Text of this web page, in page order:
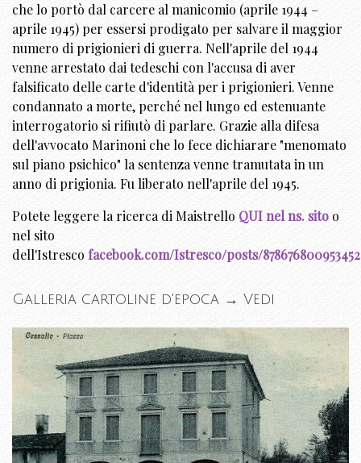
che lo portò dal carcere al manicomio (aprile 1944 –
aprile 1945) per essersi prodigato per salvare il maggior
numero di prigionieri di guerra. Nell'aprile del 1944
venne arrestato dai tedeschi con l'accusa di aver
falsificato delle carte d'identità per i prigionieri. Venne
condannato a morte, perché nel lungo ed estenuante
interrogatorio si rifiutò di parlare. Grazie alla difesa
dell'avvocato Marinoni che lo fece dichiarare "menomato
sul piano psichico" la sentenza venne tramutata in un
anno di prigionia. Fu liberato nell'aprile del 1945.
Potete leggere la ricerca di Maistrello QUI nel ns. sito o
nel sito
dell'Istresco facebook.com/Istresco/posts/878676800953452
Galleria cartoline d'epoca → Vedi